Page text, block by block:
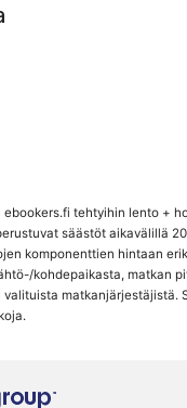
ebookers.fi tehtyihin lento +
säästöt aikavälillä
komponenttien hintaan
kohdepaikasta, matkan
matkanjärjestäjistä.